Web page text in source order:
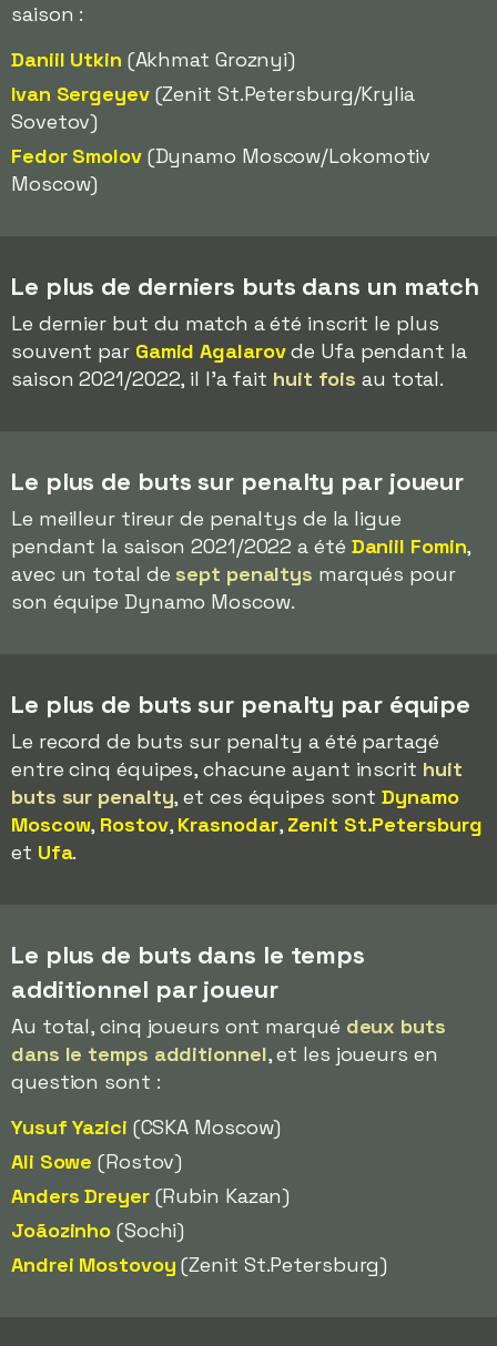
saison :
Daniil Utkin (Akhmat Groznyi)
Ivan Sergeyev(Zenit St.Petersburg/Krylia
Sovetov)
Fedor Smolov(Dynamo Moscow/Lokomotiv
Moscow)
Le plus de derniers buts dans un match
Le dernier but du match a été inscrit le plus
souvent par Gamid Agalarovde Ufa pendant la
saison 2021/2022, il l'a fait huit fois au total.
Le plus de buts sur penalty par joueur
Le meilleur tireur de penaltys de la ligue
pendant la saison 2021/2022 a été Daniil Fomin,
avec un total de sept penaltys marqués pour
son équipe Dynamo Moscow.
Le plus de buts sur penalty par équipe
Le record de buts sur penalty a été partagé
entre cinq équipes, chacune ayant inscrit huit
buts sur penalty, et ces équipes sontDynamo
Moscow, Rostov, Krasnodar, Zenit St.Petersburg
et Ufa.
Le plus de buts dans le temps
additionnel par joueur
Au total, cinq joueurs ont marqué deux buts
dans le temps additionnel, et les joueurs en
question sont :
Yusuf Yazici (CSKA Moscow)
Ali Sowe (Rostov)
Anders Dreyer(Rubin Kazan)
Joãozinho (Sochi)
Andrei Mostovoy (Zenit St.Petersburg)